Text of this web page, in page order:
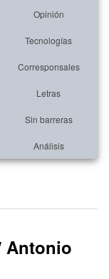
Opinión
Tecnologías
Corresponsales
Letras
Sin barreras
Análisis
Antonio